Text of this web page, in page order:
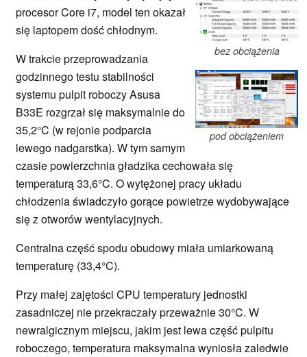
bez obciążenia
pod obciążeniem
procesor Core i7, model ten okazał
się laptopem dość chłodnym.
W trakcie przeprowadzania
godzinnego testu stabilności
systemu pulpit roboczy Asusa
B33E rozgrzał się maksymalnie do
35,2°C (w rejonie podparcia
lewego nadgarstka). W tym samym
czasie powierzchnia gładzika cechowała się
temperaturą 33,6°C. O wytężonej pracy układu
chłodzenia świadczyło gorące powietrze wydobywające
się z otworów wentylacyjnych.
Centralna część spodu obudowy miała umiarkowaną
temperaturę (33,4°C).
Przy małej zajętości CPU temperatury jednostki
zasadniczej nie przekraczały przeważnie 30°C. W
newralgicznym miejscu, jakim jest lewa część pulpitu
roboczego, temperatura maksymalna wyniosła zaledwie